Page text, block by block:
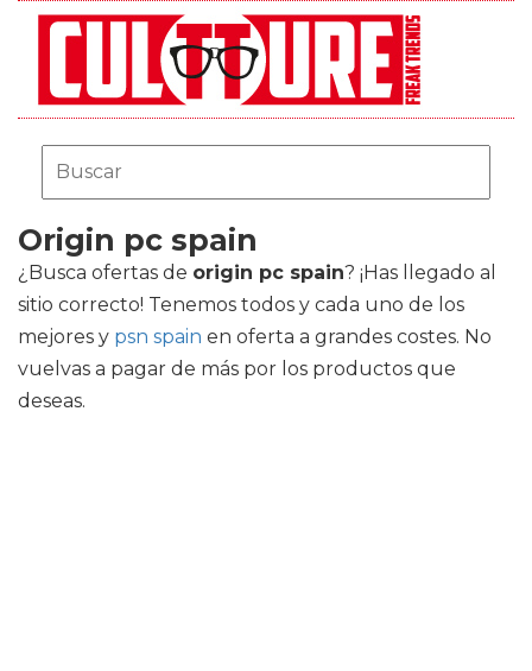
Origin pc spain
¿Busca ofertas de origin pc spain? ¡Has llegado al
sitio correcto! Tenemos todos y cada uno de los
mejores y psn spain en oferta a grandes costes. No
vuelvas a pagar de más por los productos que
deseas.